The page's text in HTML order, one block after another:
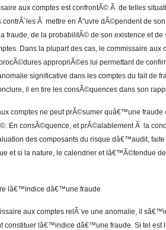
aux comptes est confrontÃ© Ã de telles
Ã mettre en Å“uvre dÃ©pendent de
fraude, de la probabilitÃ© de son existence et de
Dans la plupart des cas, le commissaire aux
appropriÃ©es lui permettant de
significative dans les comptes du fait de
il en tire les consÃ©quences dans son
comptes ne peut prÃ©sumer quâ€™une
En consÃ©quence, et prÃ©alablement Ã la
des composants du risque dâ€™audit,
et si la nature, le calendrier et lâ€™Ã©tendue
lâ€™indice dâ€™une fraude
aux comptes relÃ¨ve une anomalie, il
constituer lâ€™indice dâ€™une fraude. Si tel est